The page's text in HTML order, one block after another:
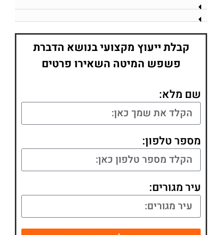
קבלת ייעוץ מקצועי בנושא הדברת
פשפש המיטה השאירו פרטים
שם מלא:
מספר טלפון:
עיר מגורים: